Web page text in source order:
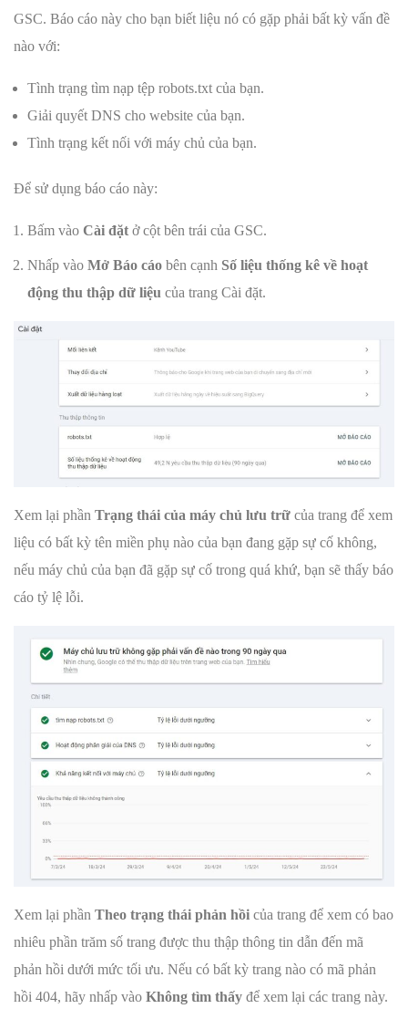
GSC. Báo cáo này cho bạn biết liệu nó có gặp phải bất kỳ vấn đề
nào với:
Tình trạng tìm nạp tệp robots.txt của bạn.
Giải quyết DNS cho website của bạn.
Tình trạng kết nối với máy chủ của bạn.
Để sử dụng báo cáo này:
Bấm vào Cài đặt ở cột bên trái của GSC.
Nhấp vào Mở Báo cáo bên cạnh Số liệu thống kê về hoạt
động thu thập dữ liệu của trang Cài đặt.
Xem lại phần Trạng thái của máy chủ lưu trữ của trang để xem
liệu có bất kỳ tên miền phụ nào của bạn đang gặp sự cố không,
nếu máy chủ của bạn đã gặp sự cố trong quá khứ, bạn sẽ thấy báo
cáo tỷ lệ lỗi.
Xem lại phần Theo trạng thái phản hồi của trang để xem có bao
nhiêu phần trăm số trang được thu thập thông tin dẫn đến mã
phản hồi dưới mức tối ưu. Nếu có bất kỳ trang nào có mã phản
hồi 404, hãy nhấp vào Không tìm thấy để xem lại các trang này.